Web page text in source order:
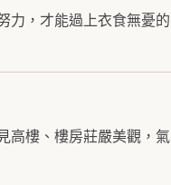
力，才能過上衣食無憂的
高樓、樓房莊嚴美觀，氣